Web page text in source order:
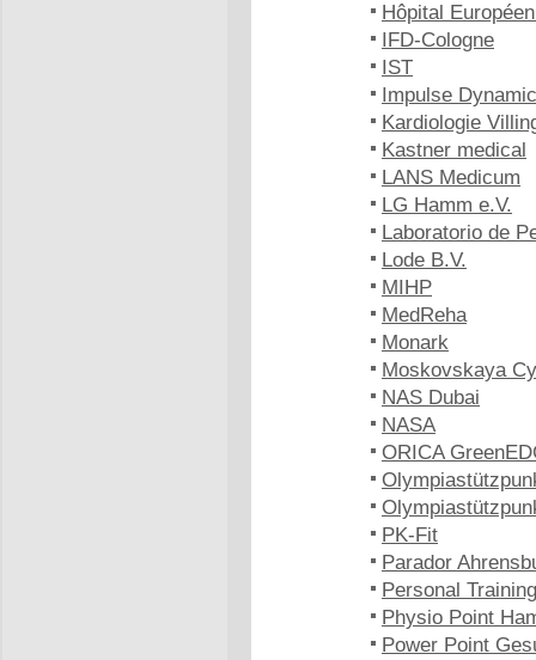
Hôpital
IFD-Cologne
IST
Impulse
Kardiologie
Kastner medical
LANS Medicum
LG Hamm e.V.
Laboratorio de
Lode B.V.
MIHP
MedReha
Monark
Moskovskaya
NAS Dubai
NASA
ORICA
PK-Fit
Parador
Personal
Physio Point
Power Point